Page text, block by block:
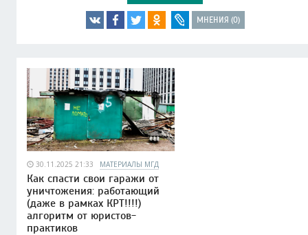
МНЕНИЯ (0)
30.11.2025 21:33 МАТЕРИАЛЫ МГД
Как спасти свои гаражи от
уничтожения: работающий
(даже в рамках КРТ!!!!)
алгоритм от юристов-
практиков